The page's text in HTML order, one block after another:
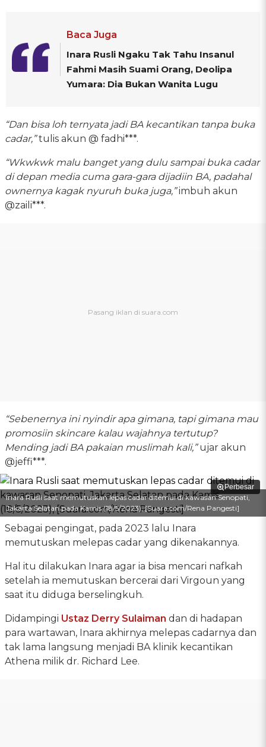
Baca Juga
Inara Rusli Ngaku Tak Tahu Insanul
Fahmi Masih Suami Orang, Deolipa
Yumara: Dia Bukan Wanita Lugu
“Dan bisa loh ternyata jadi BA kecantikan tanpa buka
cadar,”tulis akun @ fadhi***.
“Wkwkwk malu banget yang dulu sampai buka cadar
di depan media cuma gara-gara dijadiin BA, padahal
ownernya kagak nyuruh buka juga,”imbuh akun
@zaili***.
“Sebenernya ini nyindir apa gimana, tapi gimana mau
promosiin skincare kalau wajahnya tertutup?
Mending jadi BA pakaian muslimah kali,”ujar akun
@jeffi***.
Perbesar
Inara Rusli saat memutuskan lepas cadar ditemui di kawasan Senopati,
Jakarta Selatan pada Kamis (18/5/2023), [Suara.com/Rena Pangesti]
Sebagai pengingat, pada 2023 lalu Inara
memutuskan melepas cadar yang dikenakannya.
Hal itu dilakukan Inara agar ia bisa mencari nafkah
setelah ia memutuskan bercerai dari Virgoun yang
saat itu diduga berselingkuh.
Didampingi Ustaz Derry Sulaiman dan di hadapan
para wartawan, Inara akhirnya melepas cadarnya dan
tak lama langsung menjadi BA klinik kecantikan
Athena milik dr. Richard Lee.